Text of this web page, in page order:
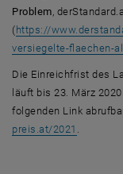
Problem ,
(https://
versiegelte-flaechen-
Die Einreichfrist des
läuft bis 23. März
folgenden Link
preis.at/2021